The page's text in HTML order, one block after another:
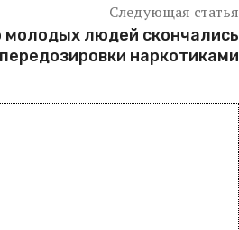
Следующая статья
молодых людей скончались
наркотиками